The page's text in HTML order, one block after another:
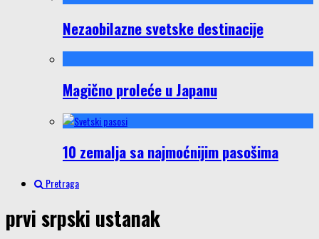
Nezaobilazne svetske destinacije
Magično proleće u Japanu
10 zemalja sa najmoćnijim pasošima
Pretraga
prvi srpski ustanak